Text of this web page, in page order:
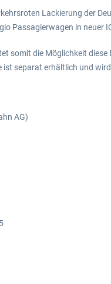
Lackierung der
Passagierwagen in neuer
somit die Möglichkeit
separat erhältlich und
AG)